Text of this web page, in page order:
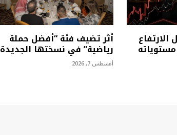
أثر تضيف فئة “أفضل حملة
رياضية” في نسختها الجديدة
أغسطس 7, 2026